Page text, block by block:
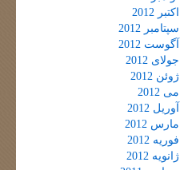
اکتبر 2012
سپتامبر 2012
آگوست 2012
جولای 2012
ژوئن 2012
می 2012
آوریل 2012
مارس 2012
فوریه 2012
ژانویه 2012